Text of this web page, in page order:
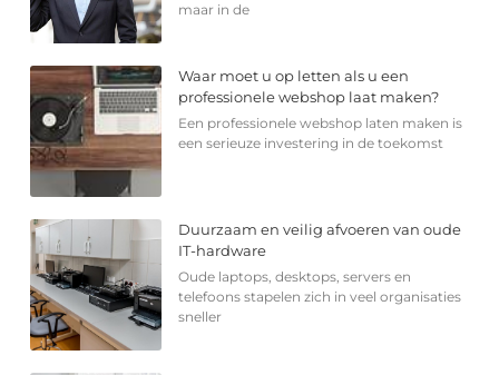
maar in de
Waar moet u op letten als u een
professionele webshop laat maken?
Een professionele webshop laten maken is
een serieuze investering in de toekomst
Duurzaam en veilig afvoeren van oude
IT-hardware
Oude laptops, desktops, servers en
telefoons stapelen zich in veel organisaties
sneller